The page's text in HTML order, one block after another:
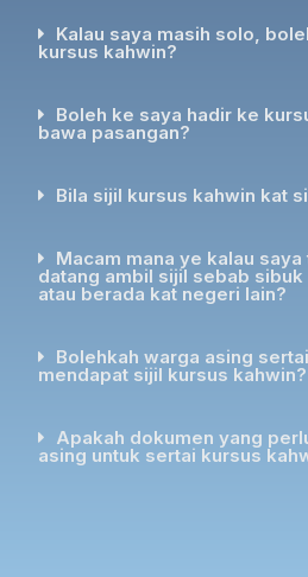
Kalau saya masih solo,
kursus kahwin?
Boleh ke saya hadir ke
bawa pasangan?
Bila sijil kursus kahwin kat
Macam mana ye kalau
datang ambil sijil sebab sibuk
atau berada kat negeri lain?
Bolehkah warga asing
mendapat sijil kursus kahwin?
Apakah dokumen yang
asing untuk sertai kursus